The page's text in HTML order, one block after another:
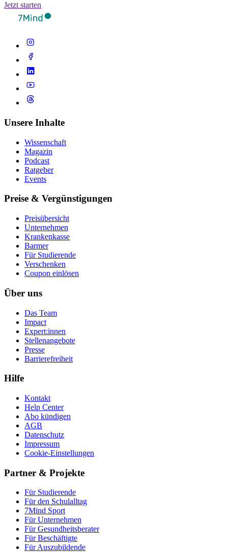
Jetzt starten
Unsere Inhalte
Wissenschaft
Magazin
Podcast
Ratgeber
Events
Preise & Vergünstigungen
Preisübersicht
Unternehmen
Krankenkasse
Barmer
Für Studierende
Ver­schen­ken
Coupon einlösen
Über uns
Das Team
Impact
Expert:innen
Stellenangebote
Presse
Barrierefreiheit
Hilfe
Kontakt
Help Center
Abo kündigen
AGB
Datenschutz
Impressum
Cookie-Einstellungen
Partner & Projekte
Für Stu­die­rende
Für den Schulalltag
7Mind Sport
Für Unter­neh­men
Für Gesund­heits­be­ra­ter
Für Beschäftigte
Für Auszubildende